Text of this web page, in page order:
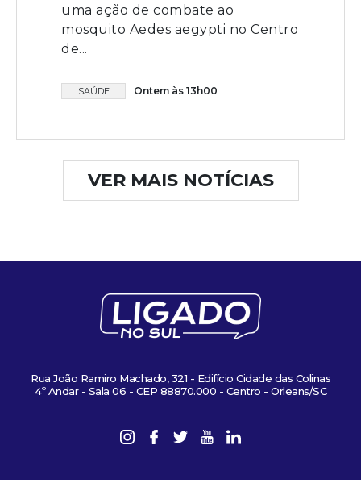
uma ação de combate ao
mosquito Aedes aegypti no Centro
de...
SAÚDE Ontem às 13h00
VER MAIS NOTÍCIAS
Rua João Ramiro Machado, 321 - Edifício Cidade das Colinas
4º Andar - Sala 06 - CEP 88870.000 - Centro - Orleans/SC